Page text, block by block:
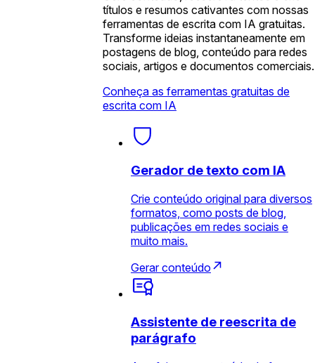
títulos e resumos cativantes com nossas
ferramentas de escrita com IA gratuitas.
Transforme ideias instantaneamente em
postagens de blog, conteúdo para redes
sociais, artigos e documentos comerciais.
Conheça as ferramentas gratuitas de
escrita com IA
Gerador de texto com IA
Crie conteúdo original para diversos
formatos, como posts de blog,
publicações em redes sociais e
muito mais.
Gerar conteúdo
Assistente de reescrita de
parágrafo